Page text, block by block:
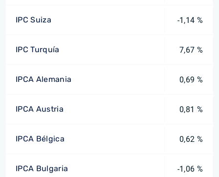
IPC Suiza -1,14 %
IPC Turquía 7,67 %
IPCA Alemania 0,69 %
IPCA Austria 0,81 %
IPCA Bélgica 0,62 %
IPCA Bulgaria -1,06 %